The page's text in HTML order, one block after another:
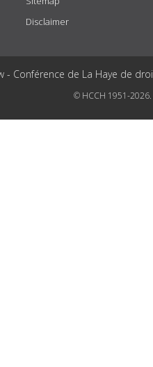
Disclaimer
- Conférence de La Haye de
© HCCH 1951-2026.